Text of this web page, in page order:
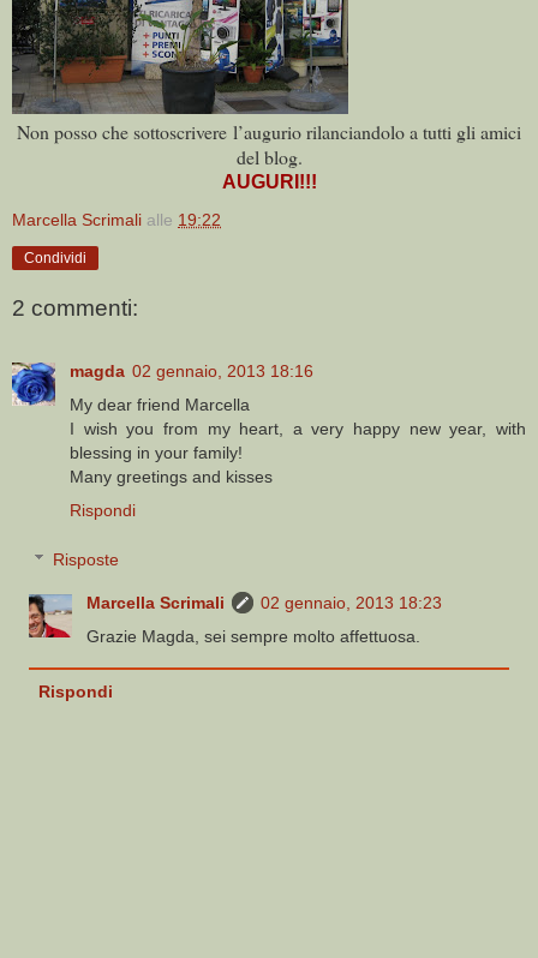
Non posso che sottoscrivere l’augurio rilanciandolo a tutti gli amici
del blog.
AUGURI!!!
Marcella Scrimali alle 19:22
Condividi
2 commenti:
magda 02 gennaio, 2013 18:16
My dear friend Marcella
I wish you from my heart, a very happy new year, with
blessing in your family!
Many greetings and kisses
Rispondi
Risposte
Marcella Scrimali
02 gennaio, 2013 18:23
Grazie Magda, sei sempre molto affettuosa.
Rispondi